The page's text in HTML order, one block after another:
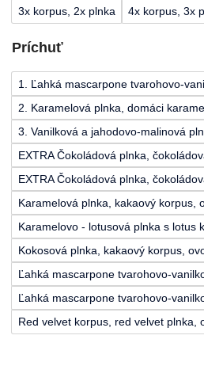
3x korpus, 2x plnka 4x korpus, 3x
Príchuť
1. Ľahká mascarpone tvarohovo-
2. Karamelová plnka, domáci
3. Vanilková a jahodovo-malinová
EXTRA Čokoládová plnka,
EXTRA Čokoládová plnka,
Karamelová plnka, kakaový korpus,
Karamelovo - lotusová plnka s lotus
Kokosová plnka, kakaový korpus,
Ľahká mascarpone tvarohovo-
Ľahká mascarpone tvarohovo-
Red velvet korpus, red velvet plnka,